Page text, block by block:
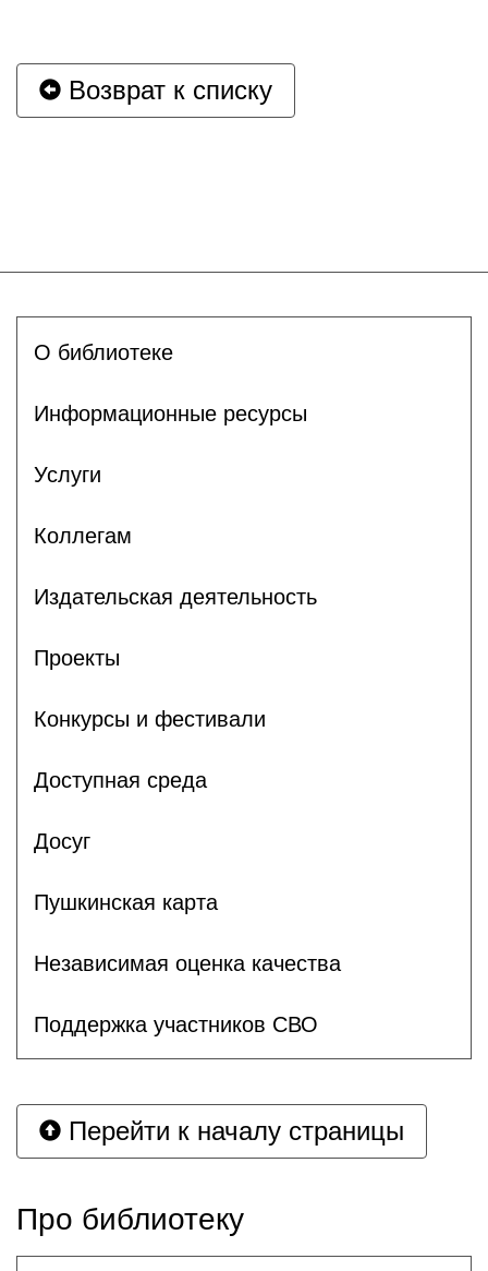
Возврат к списку
О библиотеке
Информационные ресурсы
Услуги
Коллегам
Издательская деятельность
Проекты
Конкурсы и фестивали
Доступная среда
Досуг
Пушкинская карта
Независимая оценка качества
Поддержка участников СВО
Перейти к началу страницы
Про библиотеку